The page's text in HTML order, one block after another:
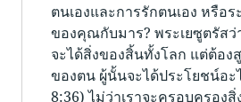
ตนเองและการรักตนเอง หรื
ของคุณกับมาร? พระ​เยซู​ตรัส​ว่
จะได้​สิ่งของสิ้นทั้งโลก แต่​ต้อ
ของตน ผู้​นั้นจะได้​ประโยชน์​อะ
8:36) ไม่ว่าเราจะครอบครอง